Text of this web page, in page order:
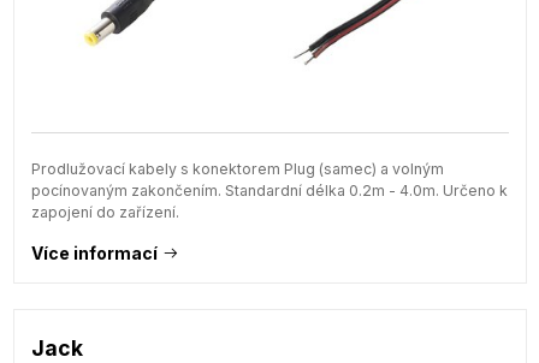
Prodlužovací kabely s konektorem Plug (samec) a volným
pocínovaným zakončením. Standardní délka 0.2m - 4.0m. Určeno k
zapojení do zařízení.
Více informací
Jack